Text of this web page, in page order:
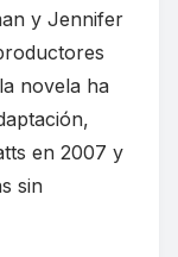
y Jennifer
novela ha
en 2007 y
sin